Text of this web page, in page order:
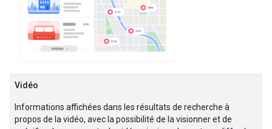
Vidéo
Informations affichées dans les résultats de recherche à
propos de la vidéo, avec la possibilité de la visionner et de